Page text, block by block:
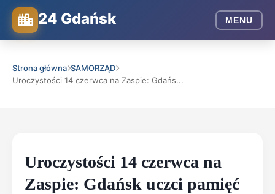
24 Gdańsk MENU
Strona główna SAMORZĄD
Uroczystości 14 czerwca na Zaspie: Gdańs...
Uroczystości 14 czerwca na
Zaspie: Gdańsk uczci pamięć